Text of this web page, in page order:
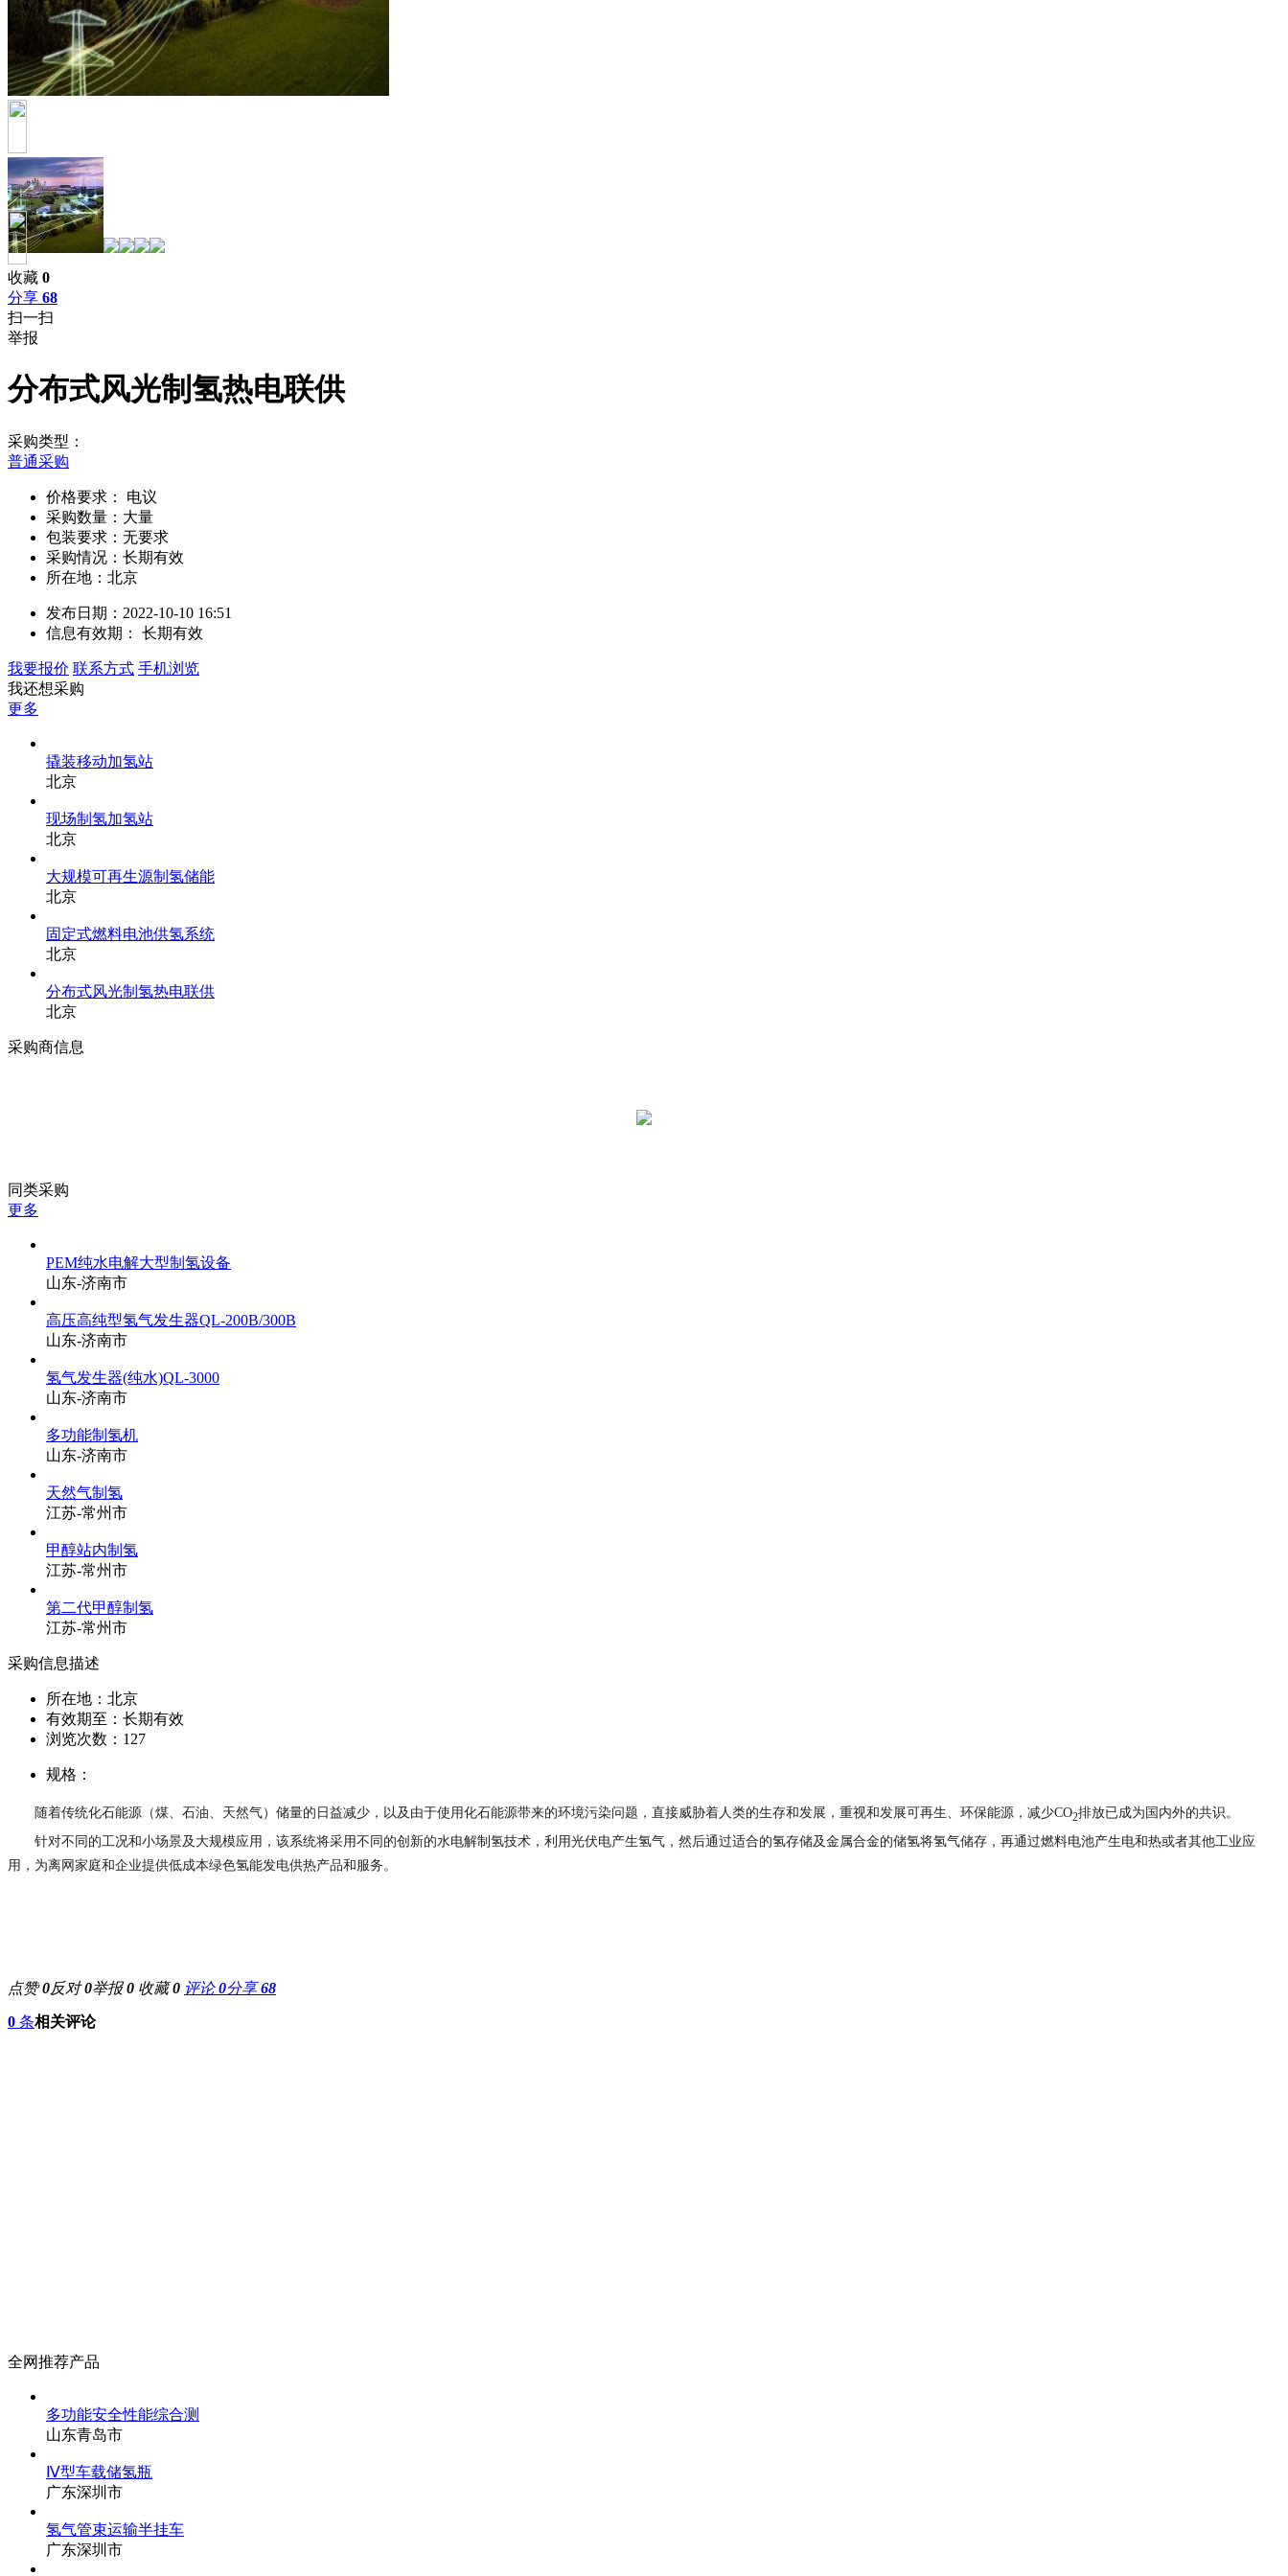
收藏 0
分享 68
扫一扫
举报
分布式风光制氢热电联供
采购类型：
普通采购
价格要求： 电议
采购数量：大量
包装要求：无要求
采购情况：长期有效
所在地：北京
发布日期： 2022-10-10 16:51
信息有效期：
长期有效
我要报价 联系方式 手机浏览
我还想采购
更多
撬装移动加氢站
北京
现场制氢加氢站
北京
大规模可再生源制氢储能
北京
固定式燃料电池供氢系统
北京
分布式风光制氢热电联供
北京
采购商信息
同类采购
更多
PEM纯水电解大型制氢设备
山东-济南市
高压高纯型氢气发生器QL-200B/300B
山东-济南市
氢气发生器(纯水)QL-3000
山东-济南市
多功能制氢机
山东-济南市
天然气制氢
江苏-常州市
甲醇站内制氢
江苏-常州市
第二代甲醇制氢
江苏-常州市
采购信息描述
所在地：北京
有效期至：长期有效
浏览次数： 127
规格：
随着传统化石能源（煤、石油、天然气）储量的日益减少，以及由于使用化石能源带来的环境污染问题，直接威胁着人类的生存和发展，重视和发展可再生、环保能源，减少CO2排放已成为国内外的共识。
针对不同的工况和小场景及大规模应用，该系统将采用不同的创新的水电解制氢技术，利用光伏电产生氢气，然后通过适合的氢存储及金属合金的储氢将氢气储存，再通过燃料电池产生电和热或者其他工业应
用，为离网家庭和企业提供低成本绿色氢能发电供热产品和服务。
点赞0反对0举报0 收藏0 评论0分享68
0 条相关评论
全网推荐产品
多功能安全性能综合测
山东青岛市
Ⅳ型车载储氢瓶
广东深圳市
氢气管束运输半挂车
广东深圳市